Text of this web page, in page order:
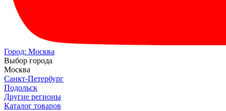
Город: Москва
Выбор города
Москва
Санкт-Петербург
Подольск
Другие регионы
Каталог товаров